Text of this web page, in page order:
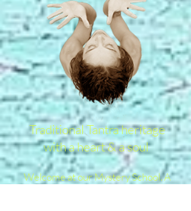
Traditional Tantra heritage
with a heart & a soul
Welcome at our Mystery School. A